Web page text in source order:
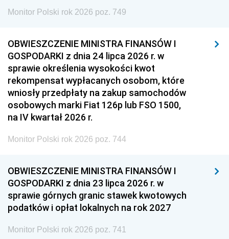
Monitor Polski rok 2026 poz. 749
OBWIESZCZENIE MINISTRA FINANSÓW I
GOSPODARKI z dnia 24 lipca 2026 r. w
sprawie określenia wysokości kwot
rekompensat wypłacanych osobom, które
wniosły przedpłaty na zakup samochodów
osobowych marki Fiat 126p lub FSO 1500,
na IV kwartał 2026 r.
Monitor Polski rok 2026 poz. 744
OBWIESZCZENIE MINISTRA FINANSÓW I
GOSPODARKI z dnia 23 lipca 2026 r. w
sprawie górnych granic stawek kwotowych
podatków i opłat lokalnych na rok 2027
Monitor Polski rok 2026 poz. 741